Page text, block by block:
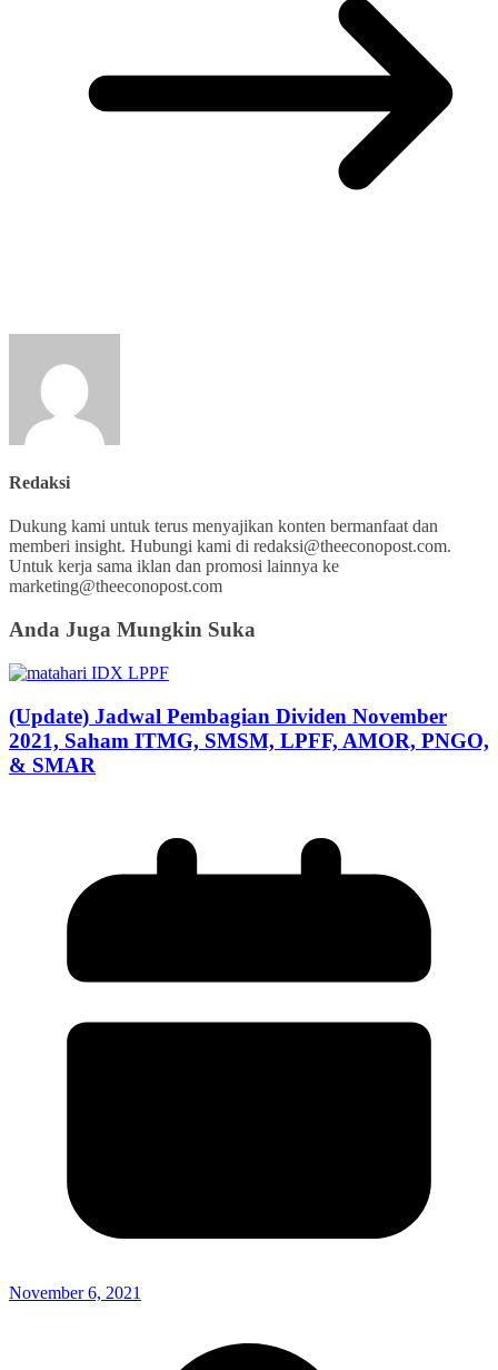
Redaksi
Dukung kami untuk terus menyajikan konten bermanfaat dan
memberi insight. Hubungi kami di redaksi@theeconopost.com.
Untuk kerja sama iklan dan promosi lainnya ke
marketing@theeconopost.com
Anda Juga Mungkin Suka
(Update) Jadwal Pembagian Dividen November
2021, Saham ITMG, SMSM, LPFF, AMOR, PNGO,
& SMAR
November 6, 2021